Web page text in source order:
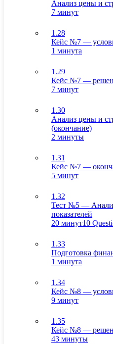
Анализ цены и
7 минут
1.28
Кейс №7 —
1 минута
1.29
Кейс №7 —
7 минут
1.30
Анализ цены и
(окончание)
2 минуты
1.31
Кейс №7 —
5 минут
1.32
Тест №5 —
показателей
20 минут10
1.33
Подготовка
1 минута
1.34
Кейс №8 —
9 минут
1.35
Кейс №8 —
43 минуты